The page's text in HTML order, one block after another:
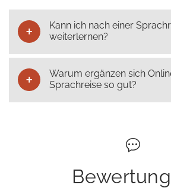
Kann ich nach einer
weiterlernen?
Warum ergänzen sich
Sprachreise so gut?